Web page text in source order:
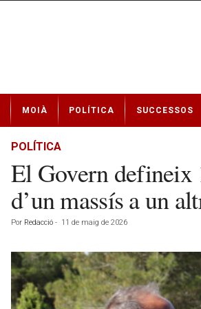
t
MOIÀ POLÍTICA SUCCESSOS
POLÍTICA
El Govern defineix
d’un massís a un
Por Redacció - 11 de maig de 2026